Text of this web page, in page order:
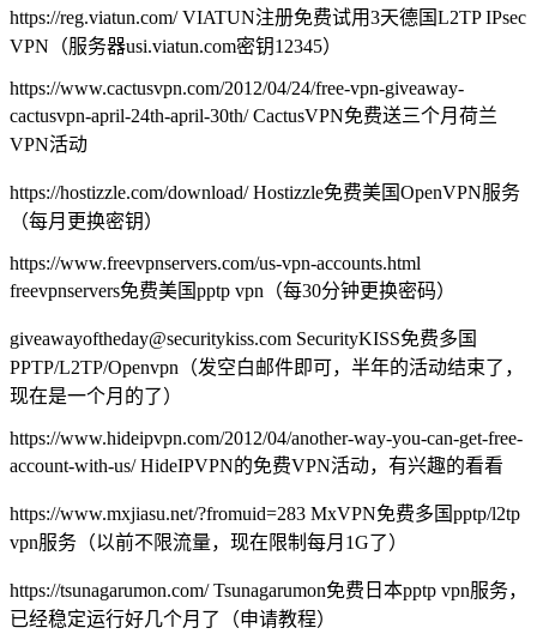
https://reg.viatun.com/ VIATUN注册免费试用3天德国L2TP IPsec
VPN（服务器usi.viatun.com密钥12345）
https://www.cactusvpn.com/2012/04/24/free-vpn-giveaway-
cactusvpn-april-24th-april-30th/ CactusVPN免费送三个月荷兰
VPN活动
https://hostizzle.com/download/ Hostizzle免费美国OpenVPN服务
（每月更换密钥）
https://www.freevpnservers.com/us-vpn-accounts.html
freevpnservers免费美国pptp vpn（每30分钟更换密码）
giveawayoftheday@securitykiss.com SecurityKISS免费多国
PPTP/L2TP/Openvpn（发空白邮件即可，半年的活动结束了，
现在是一个月的了）
https://www.hideipvpn.com/2012/04/another-way-you-can-get-free-
account-with-us/ HideIPVPN的免费VPN活动，有兴趣的看看
https://www.mxjiasu.net/?fromuid=283 MxVPN免费多国pptp/l2tp
vpn服务（以前不限流量，现在限制每月1G了）
https://tsunagarumon.com/ Tsunagarumon免费日本pptp vpn服务，
已经稳定运行好几个月了（申请教程）